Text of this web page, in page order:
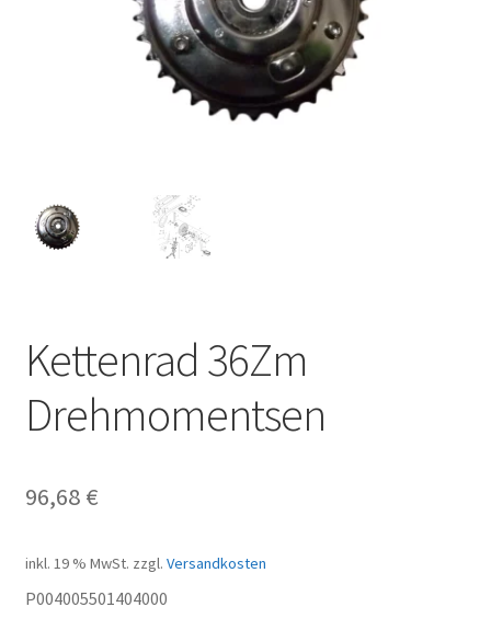
Kettenrad 36Zm
Drehmomentsen
96,68 €
inkl. 19 % MwSt. zzgl. Versandkosten
P004005501404000